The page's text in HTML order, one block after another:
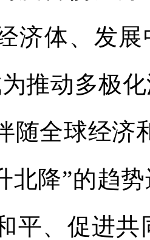
济体、发
推动多极
随全球经济
北降”的趋
平、促进